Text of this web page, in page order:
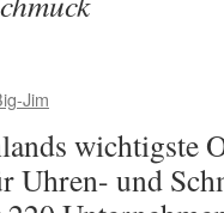
Jim
wichtigste
Uhren- und